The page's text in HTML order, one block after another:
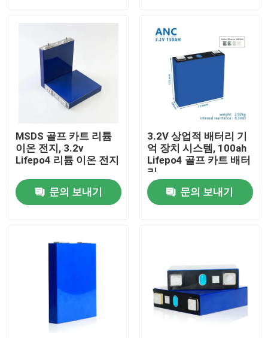
회사 소개
공장 투어
품질 관리
연락처
가정용 도구 전지 저장
주거용 배터리 저장 시스템
MSDS 골프 카트 리튬
이온 전지, 3.2v
Lifepo4 리튬 이온 전지
문의 보내기
3.2V 상업적 배터리 기
억 장치 시스템, 100ah
Lifepo4 골프 카트 배터
리
문의 보내기